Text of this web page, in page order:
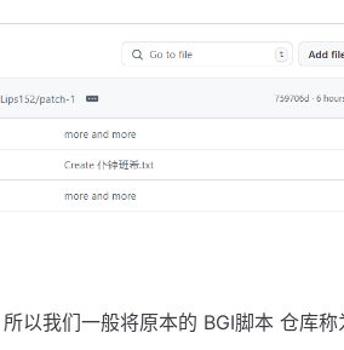
以我们一般将原本的 BGI脚本 仓库